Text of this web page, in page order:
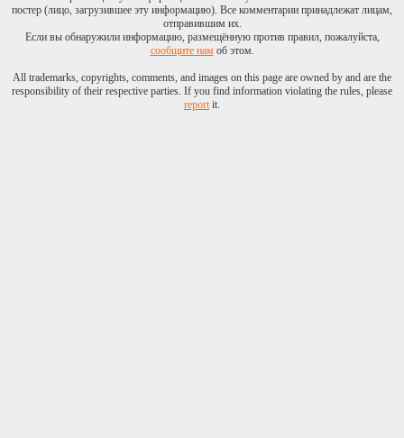
постер (лицо, загрузившее эту информацию). Все комментарии принадлежат лицам,
отправившим их.
Если вы обнаружили информацию, размещённую против правил, пожалуйста,
сообщите намоб этом.
All trademarks, copyrights, comments, and images on this page are owned by and are the
responsibility of their respective parties. If you find information violating the rules, please
reportit.